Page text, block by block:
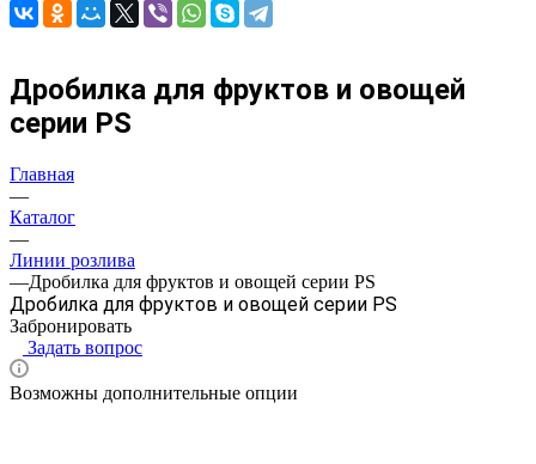
Дробилка для фруктов и овощей
серии PS
Главная
—
Каталог
—
Линии розлива
—Дробилка для фруктов и овощей серии PS
Дробилка для фруктов и овощей серии PS
Забронировать
Задать вопрос
Возможны дополнительные опции